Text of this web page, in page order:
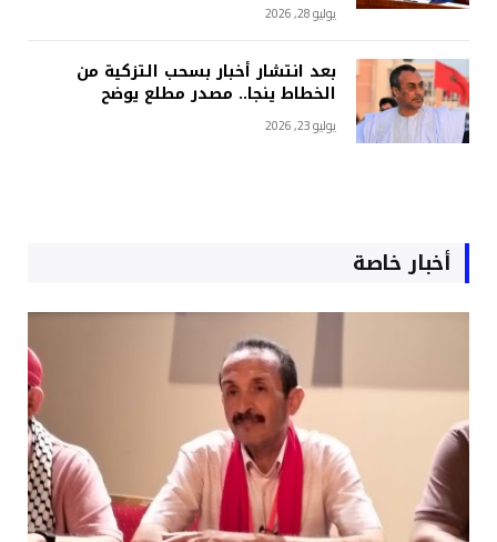
يوليو 28, 2026
بعد انتشار أخبار بسحب التزكية من
الخطاط ينجا.. مصدر مطلع يوضح
يوليو 23, 2026
أخبار خاصة